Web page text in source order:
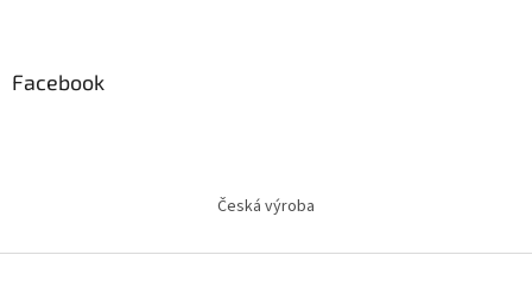
Facebook
Česká výroba